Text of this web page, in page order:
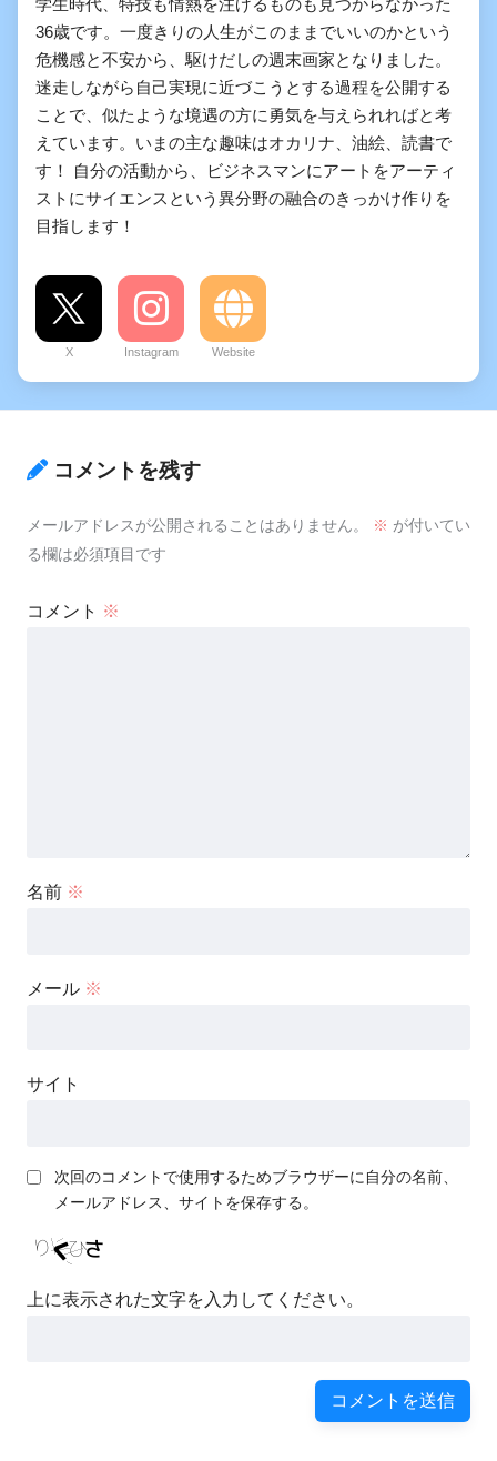
36歳です。一度きりの人生がこのままでいいのかという
危機感と不安から、駆けだしの週末画家となりました。
迷走しながら自己実現に近づこうとする過程を公開する
ことで、似たような境遇の方に勇気を与えられればと考
えています。いまの主な趣味はオカリナ、油絵、読書で
す！ 自分の活動から、ビジネスマンにアートをアーティ
ストにサイエンスという異分野の融合のきっかけ作りを
目指します！
X Instagram Website
コメントを残す
メールアドレスが公開されることはありません。 ※ が付いてい
る欄は必須項目です
コメント ※
名前 ※
メール ※
サイト
次回のコメントで使用するためブラウザーに自分の名前、
メールアドレス、サイトを保存する。
上に表示された文字を入力してください。